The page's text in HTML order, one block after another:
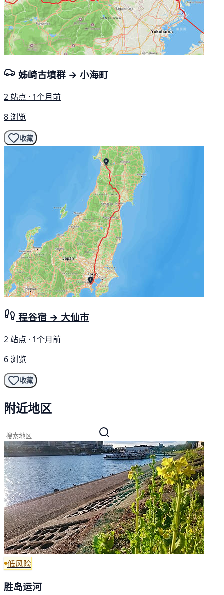
姊崎古墳群 → 小海町
2 站点 · 1个月前
8 浏览
收藏
程谷宿 → 大仙市
2 站点 · 1个月前
6 浏览
收藏
附近地区
低风险
胜岛运河